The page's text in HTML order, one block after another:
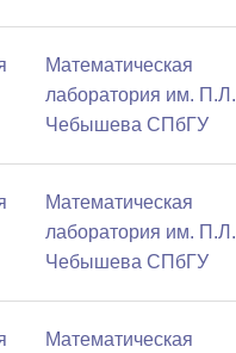
Математичеcкая
лаборатория им. П.Л.
Чебышева СПбГУ
Математичеcкая
лаборатория им. П.Л.
Чебышева СПбГУ
Математичеcкая